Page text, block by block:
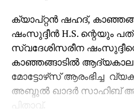
ക്യാപ്റ്റൻ ഷഹദ്,
ഷംസുദ്ദീൻ H.S. ന്റെയും
സ്വദേശിസരീന
കാഞ്ഞങ്ങാടിൽ
മോട്ടോഴ്‌സ് ആരംഭിച്ച
അബ്ദുൽ ഖാദർ സാഹിബ്
പിതാവ്.